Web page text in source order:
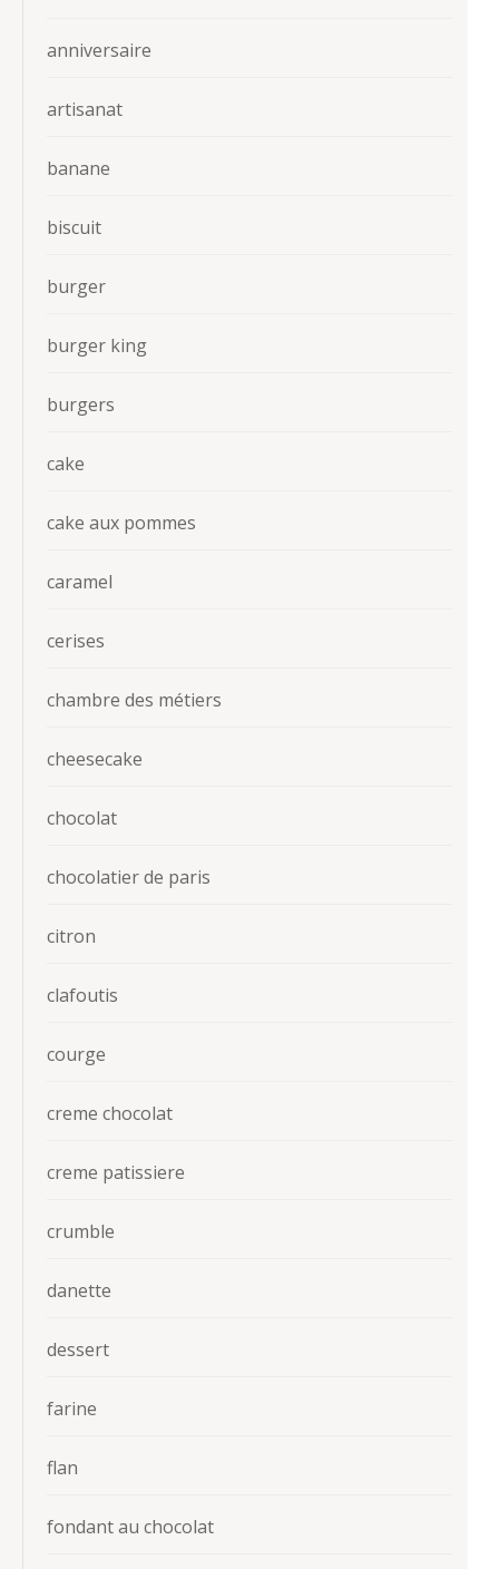
anniversaire
artisanat
banane
biscuit
burger
burger king
burgers
cake
cake aux pommes
caramel
cerises
chambre des métiers
cheesecake
chocolat
chocolatier de paris
citron
clafoutis
courge
creme chocolat
creme patissiere
crumble
danette
dessert
farine
flan
fondant au chocolat